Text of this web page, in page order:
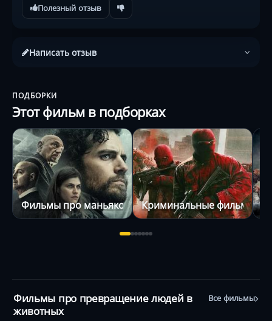
Полезный отзыв
Написать отзыв
ПОДБОРКИ
Этот фильм в подборках
Фильмы про маньяков Криминальные фильмы
Фильмы про превращение людей в
животных
Все фильмы